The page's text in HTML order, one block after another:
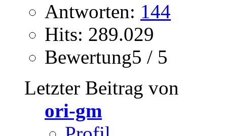
Antworten: 144
Hits: 289.029
Bewertung5 / 5
Letzter Beitrag von
ori-gm